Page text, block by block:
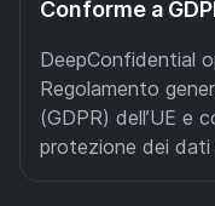
Conforme a
DeepConfidential
Regolamento
(GDPR) dell’UE e
protezione dei